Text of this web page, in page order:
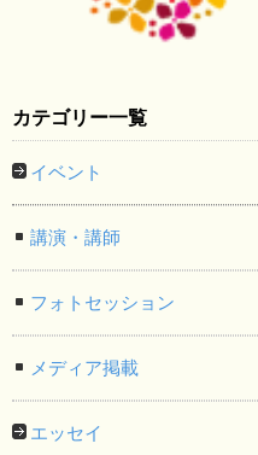
カテゴリー一覧
イベント
講演・講師
フォトセッション
メディア掲載
エッセイ